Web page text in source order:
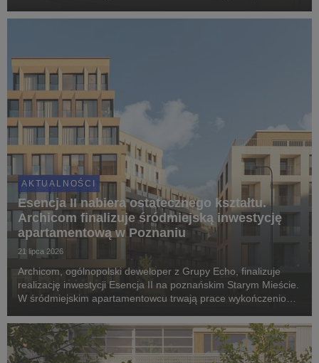
mogą korzystać z samochodów dostępnych w mod...
AKTUALNOŚCI
Esencja II nabiera ostatecznego kształtu.
Archicom finalizuje śródmiejską inwestycję
apartamentową w Poznaniu
21 lipca 2026
Archicom, ogólnopolski deweloper z Grupy Echo, finalizuje
realizację inwestycji Esencja II na poznańskim Starym Mieście.
W śródmiejskim apartamentowcu trwają prace wykończeniowe
w IV kwartale 2026 roku. Proje...